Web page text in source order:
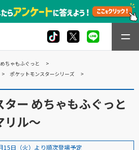
めちゃもふぐっと
ポケットモンスターシリーズ
ー めちゃもふぐっと
リル～
15日（火）より順次登場予定